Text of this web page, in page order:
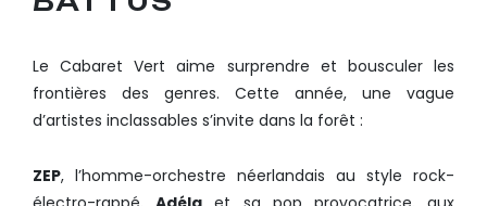
Le Cabaret Vert aime surprendre et bousculer les
frontières des genres. Cette année, une vague
d’artistes inclassables s’invite dans la forêt :
ZEP, l’homme-orchestre néerlandais au style rock-